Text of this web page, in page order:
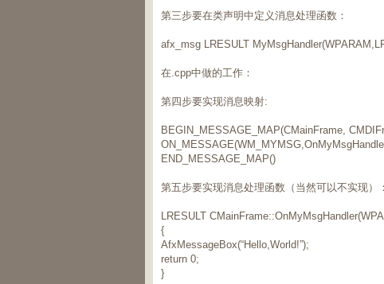
第三步要在类声明中定义消息处理函数：
afx_msg LRESULT
在.cpp中做的工作：
第四步要实现消息映射:
BEGIN_MESSAGE_MAP(CMainFrame,
END_MESSAGE_MAP()
第五步要实现消息处理函数（当然可以不实现）：
LRESULT
{
AfxMessageBox(“Hello,World!”);
return 0;
}